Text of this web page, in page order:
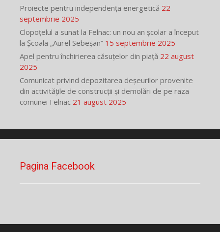
Proiecte pentru independența energetică 22
septembrie 2025
Clopoțelul a sunat la Felnac: un nou an școlar a început
la Școala „Aurel Sebeșan” 15 septembrie 2025
Apel pentru închirierea căsuțelor din piață 22 august
2025
Comunicat privind depozitarea deșeurilor provenite
din activitățile de construcții și demolări de pe raza
comunei Felnac 21 august 2025
Pagina Facebook